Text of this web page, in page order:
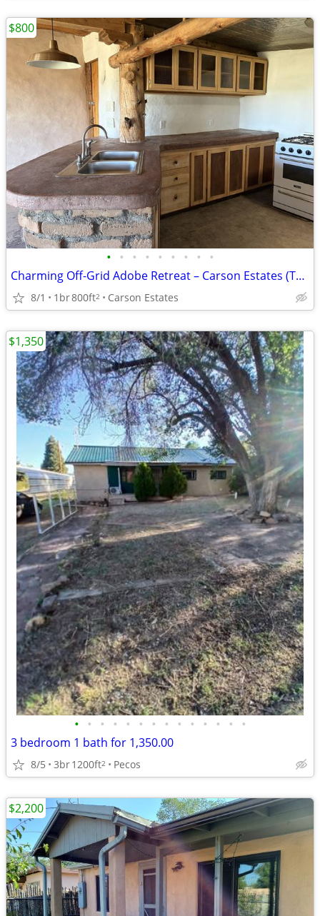
• • • • • • • • •
Charming Off-Grid Adobe Retreat – Carson Estates (Taos Mesa)
8/1 1br800ft2 Carson Estates
$800
• • • • • • • • • • • • • •
3 bedroom 1 bath for 1,350.00
8/5 3br1200ft2 Pecos
$1,350
$2,200